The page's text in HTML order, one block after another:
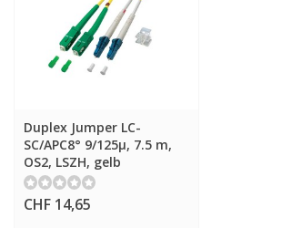
Duplex Jumper LC-
SC/APC8° 9/125µ, 7.5 m,
OS2, LSZH, gelb
CHF 14,65